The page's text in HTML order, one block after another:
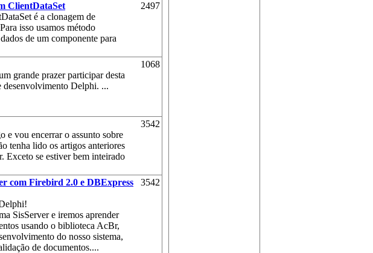
ClientDataSet
é a clonagem de
isso usamos método
de um componente para
2497
grande prazer participar desta
desenvolvimento Delphi. ...
1068
e vou encerrar o assunto sobre
tenha lido os artigos anteriores
Exceto se estiver bem inteirado
3542
com Firebird 2.0 e DBExpress
SisServer e iremos aprender
usando o biblioteca AcBr,
do nosso sistema,
de documentos....
3542